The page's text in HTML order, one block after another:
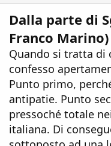
Dalla parte di
Franco Marino)
Quando si tratta di
confesso
Punto primo,
antipatie. Punto
pressoché totale
italiana. Di